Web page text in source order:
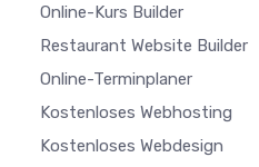
Online-Kurs Builder
Restaurant Website Builder
Online-Terminplaner
Kostenloses Webhosting
Kostenloses Webdesign